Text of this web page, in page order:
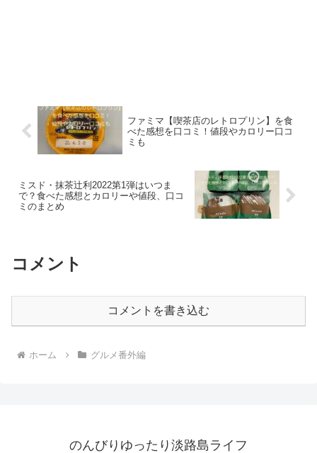
ファミマ【喫茶店のレトロプリン】を食
べた感想を口コミ！値段やカロリー口コ
ミも
ミスド・抹茶辻利2022第1弾はいつま
で？食べた感想とカロリーや値段、口コ
ミのまとめ
コメント
コメントを書き込む
ホーム グルメ番外編
のんびりゆったり淡路島ライフ